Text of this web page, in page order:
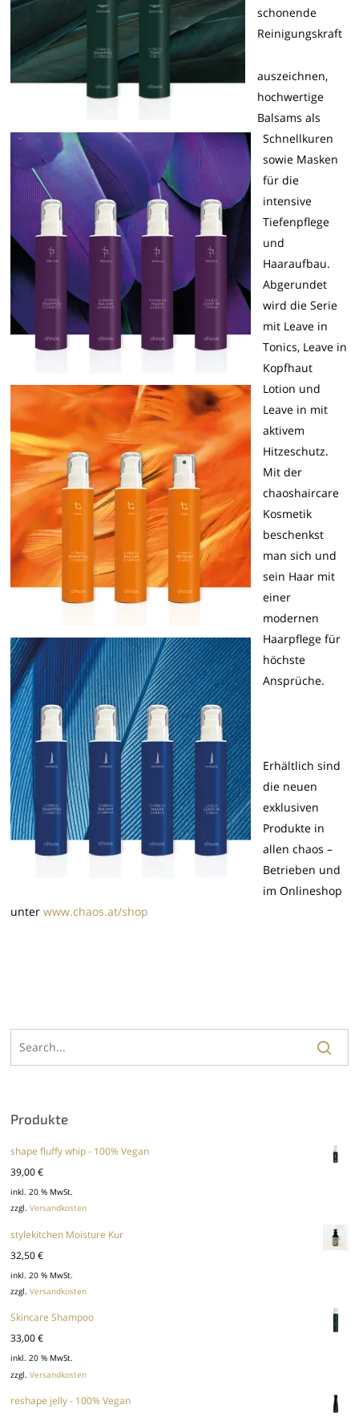
schonende
Reinigungskraft
auszeichnen,
hochwertige
Balsams als
Schnellkuren
sowie Masken
für die
intensive
Tiefenpflege
und
Haaraufbau.
Abgerundet
wird die Serie
mit Leave in
Tonics, Leave in
Kopfhaut
Lotion und
Leave in mit
aktivem
Hitzeschutz.
Mit der
chaoshaircare
Kosmetik
beschenkst
man sich und
sein Haar mit
einer
modernen
Haarpflege für
höchste
Ansprüche.
Erhältlich sind
die neuen
exklusiven
Produkte in
allen chaos –
Betrieben und
im Onlineshop
unterwww.chaos.at/shop
Produkte
shape fluffy whip - 100% Vegan
39,00€
inkl. 20 % MwSt.
zzgl.Versandkosten
stylekitchen Moisture Kur
32,50€
inkl. 20 % MwSt.
zzgl.Versandkosten
Skincare Shampoo
33,00€
inkl. 20 % MwSt.
zzgl.Versandkosten
reshape jelly - 100% Vegan